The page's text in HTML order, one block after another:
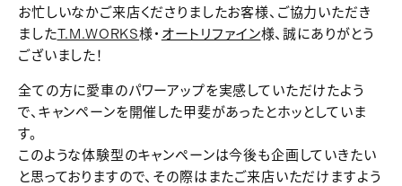
お忙しいなかご来店くださりましたお客様、ご協力いただき
ましたT.M.WORKS様・ オートリファイン様、誠にありがとう
ございました！
全ての方に愛車のパワーアップを実感していただけたよう
で、キャンペーンを開催した甲斐があったとホッとしていま
す。
このような体験型のキャンペーンは今後も企画していきたい
と思っておりますので、その際はまたご来店いただけますよう